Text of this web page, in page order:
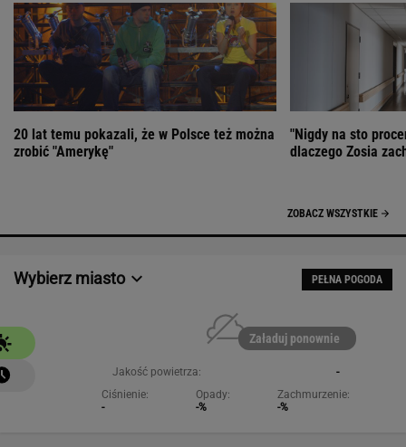
20 lat temu pokazali, że w Polsce też można
zrobić "Amerykę"
"Nigdy na sto
dlaczego Zosia
ZOBACZ WSZYSTKIE
Wybierz miasto PEŁNA POGODA
Załaduj ponownie
Jakość powietrza:
-
Ciśnienie:
-
Opady:
-%
Zachmurzenie:
-%